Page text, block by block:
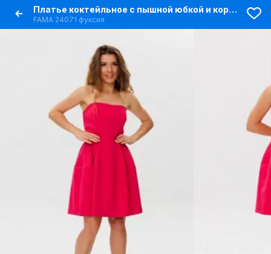
Платье коктейльное с пышной юбкой и корсетом
FAMA 24071 фуксия